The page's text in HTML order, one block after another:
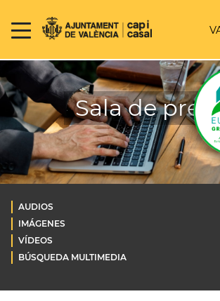
Sala de
AUDIOS
IMÁGENES
VÍDEOS
BÚSQUEDA MULTIMEDIA